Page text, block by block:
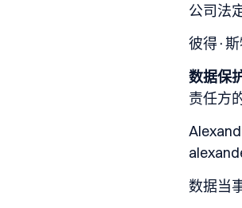
公司法
彼得·
数据保
责任方
数据当